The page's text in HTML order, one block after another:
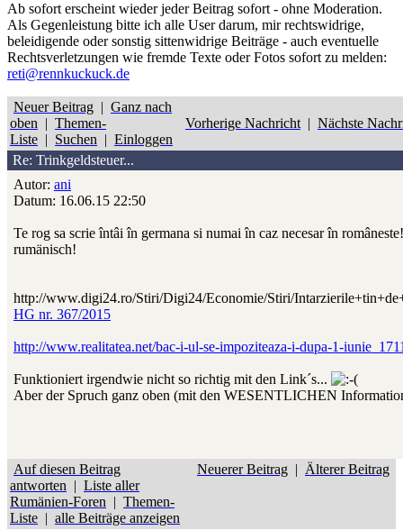
Ab sofort erscheint wieder jeder Beitrag sofort - ohne Moderation.
Als Gegenleistung bitte ich alle User darum, mir rechtswidrige,
beleidigende oder sonstig sittenwidrige Beiträge - auch eventuelle
Rechtsverletzungen wie fremde Texte oder Fotos sofort zu melden:
reti@rennkuckuck.de
Neuer Beitrag | Ganz nach
oben | Themen-
Liste | Suchen | Einloggen
Vorherige Nachricht | Nächste
Re: Trinkgeldsteuer...
Autor: ani
Datum: 16.06.15 22:50
Te rog sa scrie întâi în germana si numai în caz necesar în
rumänisch!
http://www.digi24.ro/Stiri/Digi24/Economie/Stiri/
HG nr. 367/2015
http://www.realitatea.net/bac-i-ul-se-impoziteaza-i-dupa-1-
Funktioniert irgendwie nicht so richtig mit den Link´s...
Aber der Spruch ganz oben (mit den WESENTLICHEN
Auf diesen Beitrag
antworten | Liste aller
Rumänien-Foren | Themen-
Liste | alle Beiträge anzeigen
Neuerer Beitrag | Älterer Beitrag